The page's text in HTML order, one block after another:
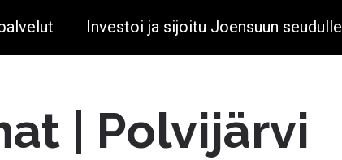
Investoi ja sijoitu Joensuun seudulle
| Polvijärvi